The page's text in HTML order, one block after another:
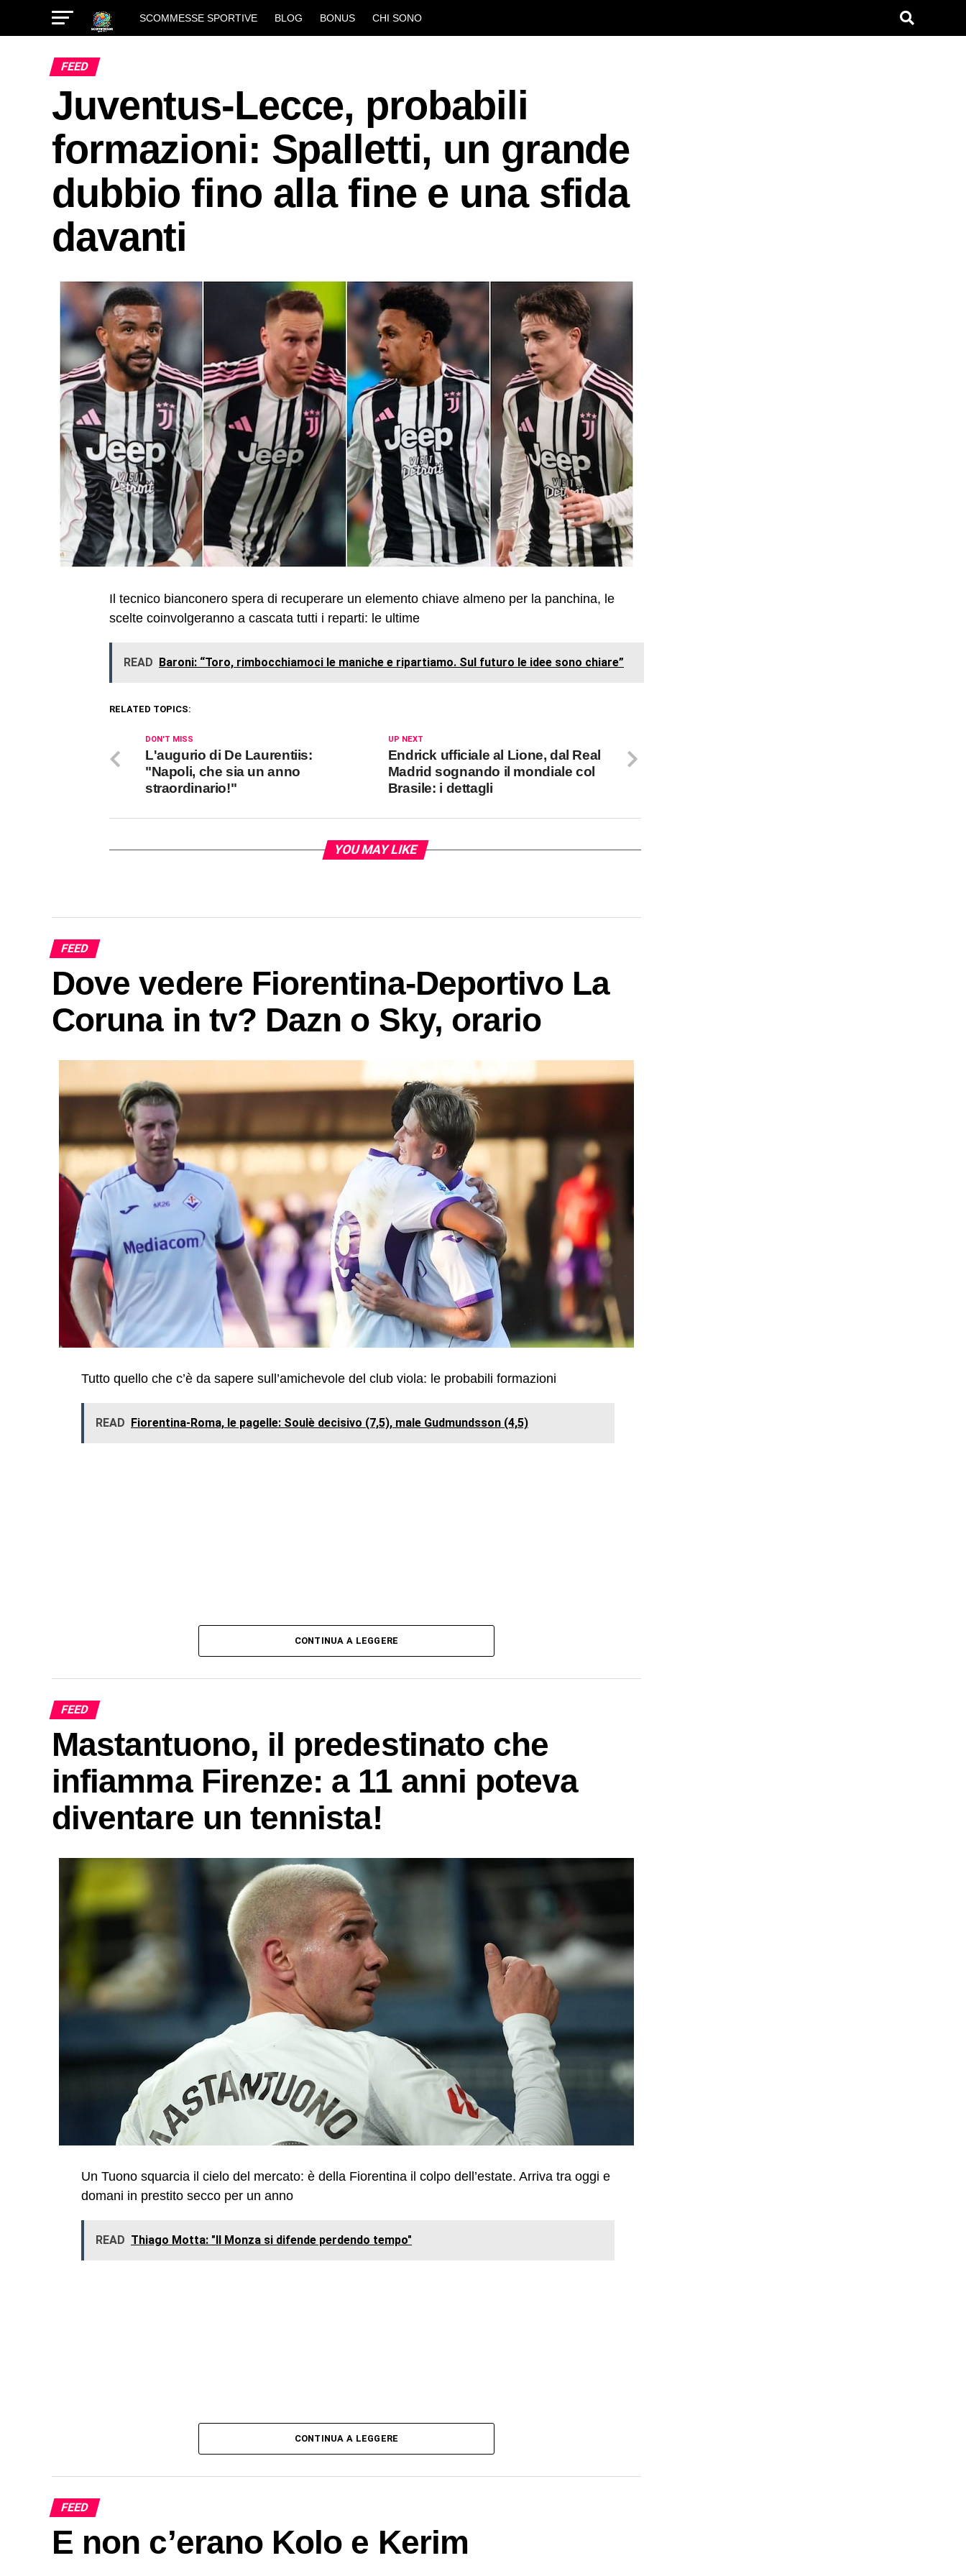
SCOMMESSE SPORTIVE BLOG BONUS CHI SONO
FEED
Juventus-Lecce, probabili
formazioni: Spalletti, un grande
dubbio fino alla fine e una sfida
davanti
Il tecnico bianconero spera di recuperare un elemento chiave almeno per la panchina, le
scelte coinvolgeranno a cascata tutti i reparti: le ultime
READ Baroni: “Toro, rimbocchiamoci le maniche e ripartiamo. Sul futuro le idee sono chiare”
RELATED TOPICS:
UP NEXT
Endrick ufficiale al Lione, dal Real
Madrid sognando il mondiale col
Brasile: i dettagli
DON'T MISS
L'augurio di De Laurentiis:
"Napoli, che sia un anno
straordinario!"
YOU MAY LIKE
FEED
Dove vedere Fiorentina-Deportivo La
Coruna in tv? Dazn o Sky, orario
Tutto quello che c’è da sapere sull’amichevole del club viola: le probabili formazioni
READ Fiorentina-Roma, le pagelle: Soulè decisivo (7,5), male Gudmundsson (4,5)
CONTINUA A LEGGERE
FEED
Mastantuono, il predestinato che
infiamma Firenze: a 11 anni poteva
diventare un tennista!
Un Tuono squarcia il cielo del mercato: è della Fiorentina il colpo dell’estate. Arriva tra oggi e
domani in prestito secco per un anno
READ Thiago Motta: "Il Monza si difende perdendo tempo"
CONTINUA A LEGGERE
FEED
E non c’erano Kolo e Kerim